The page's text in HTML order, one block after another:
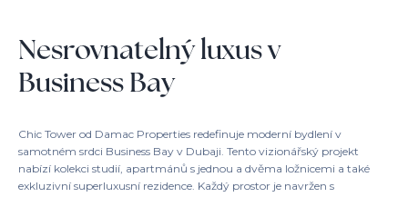
Nesrovnatelný luxus v
Business Bay
Chic Tower od Damac Properties redefinuje moderní bydlení v
samotném srdci Business Bay v Dubaji. Tento vizionářský projekt
nabízí kolekci studií, apartmánů s jednou a dvěma ložnicemi a také
exkluzivní superluxusní rezidence. Každý prostor je navržen s